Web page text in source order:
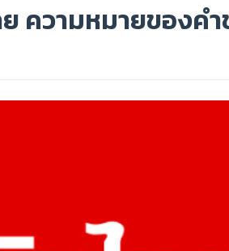
ความหมายของค